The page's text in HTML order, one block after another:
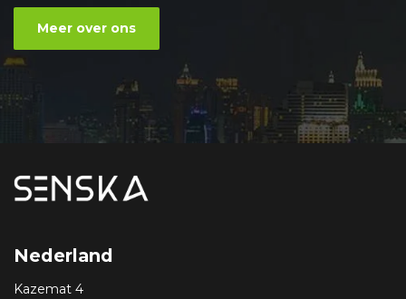
Meer over ons
Nederland
Kazemat 4